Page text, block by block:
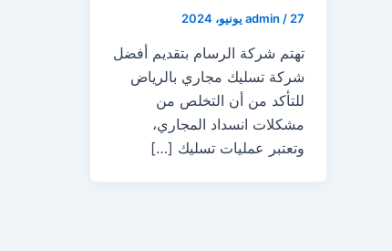
admin /27 يونيو، 2024
تهتم شركة الرسام بتقديم أفضل
شركة تسليك مجاري بالرياض
للتأكد من أن التخلص من
مشكلات انسداد المجاري،
وتعتبر عمليات تسليك […]